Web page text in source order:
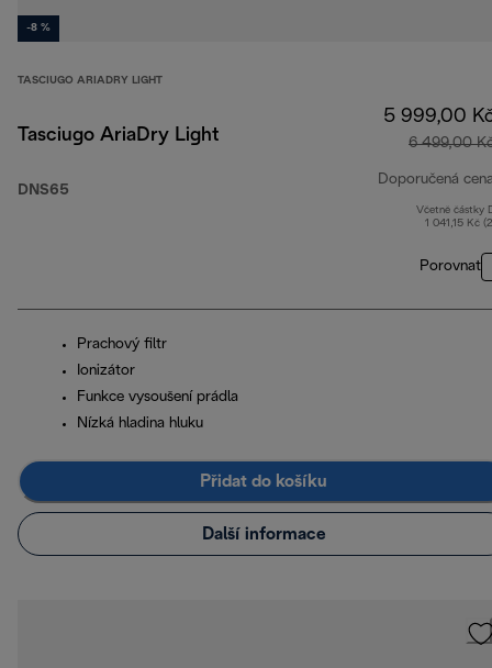
-8 %
TASCIUGO ARIADRY LIGHT
Tasciugo AriaDry Light
DNS65
5 999,00
6 499,00
Doporučená
Včetně částky
1 041,15 Kč
Porovnat
Prachový filtr
Ionizátor
Funkce vysoušení prádla
Nízká hladina hluku
Přidat do košíku
Další informace